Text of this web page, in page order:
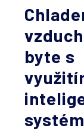
byte s